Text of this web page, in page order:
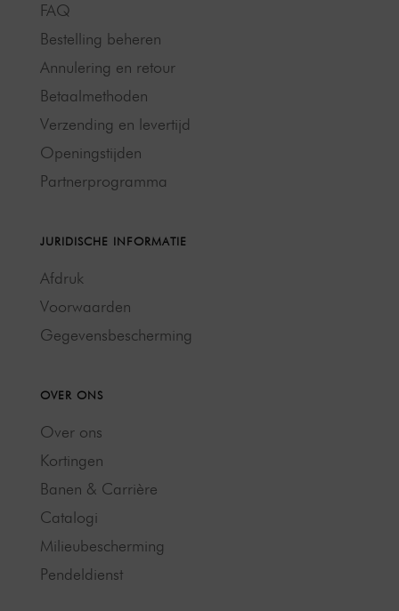
FAQ
Bestelling beheren
Annulering en retour
Betaalmethoden
Verzending en levertijd
Openingstijden
Partnerprogramma
JURIDISCHE INFORMATIE
Afdruk
Voorwaarden
Gegevensbescherming
OVER ONS
Over ons
Kortingen
Banen & Carrière
Catalogi
Milieubescherming
Pendeldienst